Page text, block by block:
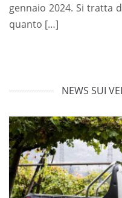
gennaio 2024. Si tratta
quanto […]
NEWS SUI